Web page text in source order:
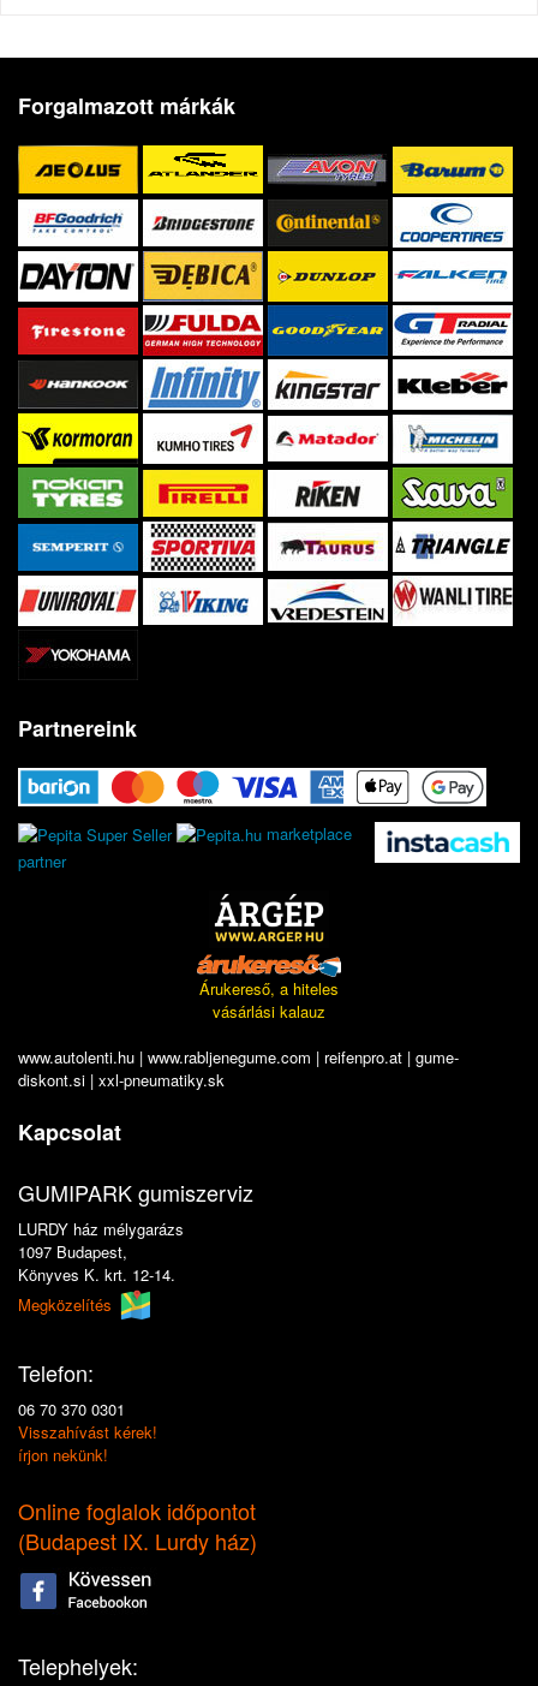
Forgalmazott márkák
Partnereink
marketplace
partner
Árukereső, a hiteles
vásárlási kalauz
www.autolenti.hu | www.rabljenegume.com | reifenpro.at | gume-
diskont.si | xxl-pneumatiky.sk
Kapcsolat
GUMIPARK gumiszerviz
LURDY ház mélygarázs
1097 Budapest,
Könyves K. krt. 12-14.
Megközelítés
Telefon:
06 70 370 0301
Visszahívást kérek!
írjon nekünk!
Online foglalok időpontot
(Budapest IX. Lurdy ház)
Telephelyek: